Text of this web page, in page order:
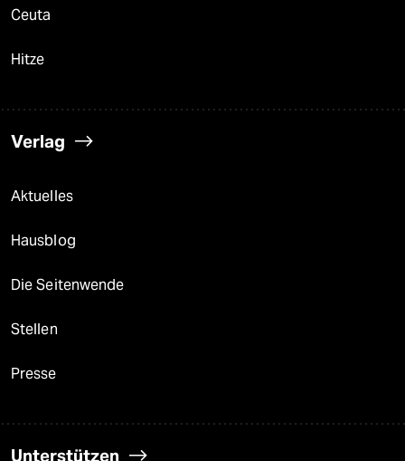
Ceuta
Hitze
Verlag
Aktuelles
Hausblog
Die Seitenwende
Stellen
Presse
Unterstützen